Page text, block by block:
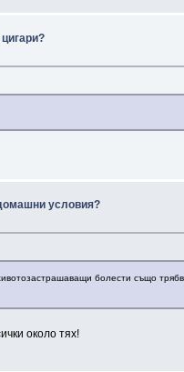
условия?
болести също
около тях!